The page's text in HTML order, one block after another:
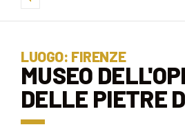
LUOGO: FIRENZE
MUSEO
DELLE PIETRE